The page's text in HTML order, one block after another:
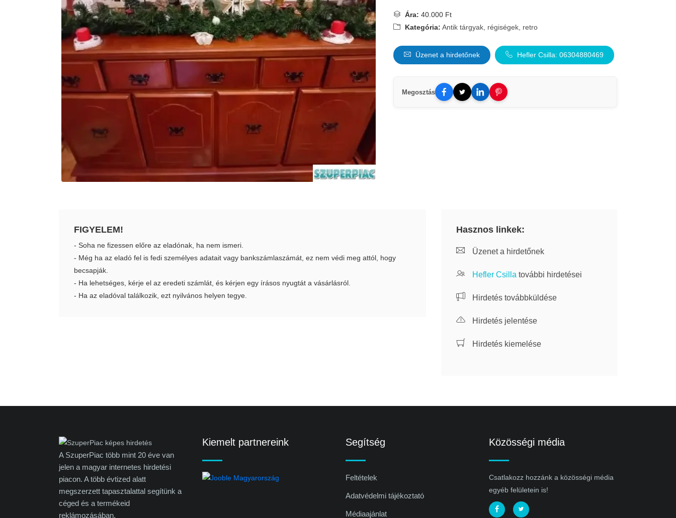
Ára: 40.000 Ft
Kategória: Antik tárgyak, régiségek, retro
Üzenet a hirdetőnek Hefler Csilla: 06304880469
Megosztás
FIGYELEM!
- Soha ne fizessen előre az eladónak, ha nem ismeri.
- Még ha az eladó fel is fedi személyes adatait vagy bankszámlaszámát, ez nem védi meg attól, hogy
becsapják.
- Ha lehetséges, kérje el az eredeti számlát, és kérjen egy írásos nyugtát a vásárlásról.
- Ha az eladóval találkozik, ezt nyilvános helyen tegye.
Hasznos linkek:
Üzenet a hirdetőnek
Hefler Csilla további hirdetései
Hirdetés továbbküldése
Hirdetés jelentése
Hirdetés kiemelése
A SzuperPiac több mint 20 éve van
jelen a magyar internetes hirdetési
piacon. A több évtized alatt
megszerzett tapasztalattal segítünk a
céged és a termékeid
reklámozásában.
Kiemelt partnereink Segítség
Feltételek
Adatvédelmi tájékoztató
Médiaajánlat
Közösségi média
Csatlakozz hozzánk a közösségi média
egyéb felületein is!